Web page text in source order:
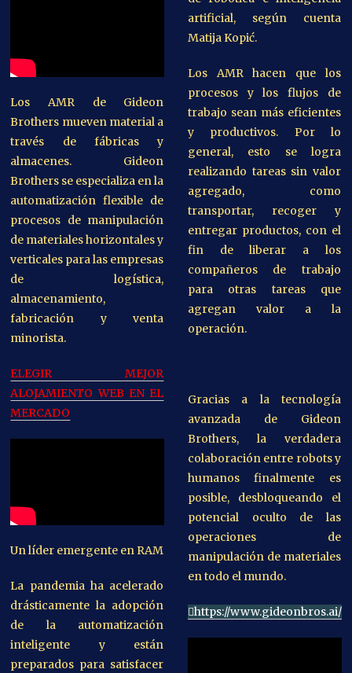
Los AMR de Gideon
Brothers mueven material a
través de fábricas y
almacenes. Gideon
Brothers se especializa en la
automatización flexible de
procesos de manipulación
de materiales horizontales y
verticales para las empresas
de logística,
almacenamiento,
fabricación y venta
minorista.
ELEGIR MEJOR
ALOJAMIENTO WEB EN EL
MERCADO
Un líder emergente en RAM
La pandemia ha acelerado
drásticamente la adopción
de la automatización
inteligente y están
preparados para satisfacer
artificial, según cuenta
Matija Kopić.
Los AMR hacen que los
procesos y los flujos de
trabajo sean más eficientes
y productivos. Por lo
general, esto se logra
realizando tareas sin valor
agregado, como
transportar, recoger y
entregar productos, con el
fin de liberar a los
compañeros de trabajo
para otras tareas que
agregan valor a la
operación.
Gracias a la tecnología
avanzada de Gideon
Brothers, la verdadera
colaboración entre robots y
humanos finalmente es
posible, desbloqueando el
potencial oculto de las
operaciones de
manipulación de materiales
en todo el mundo.
https://www.gideonbros.ai/